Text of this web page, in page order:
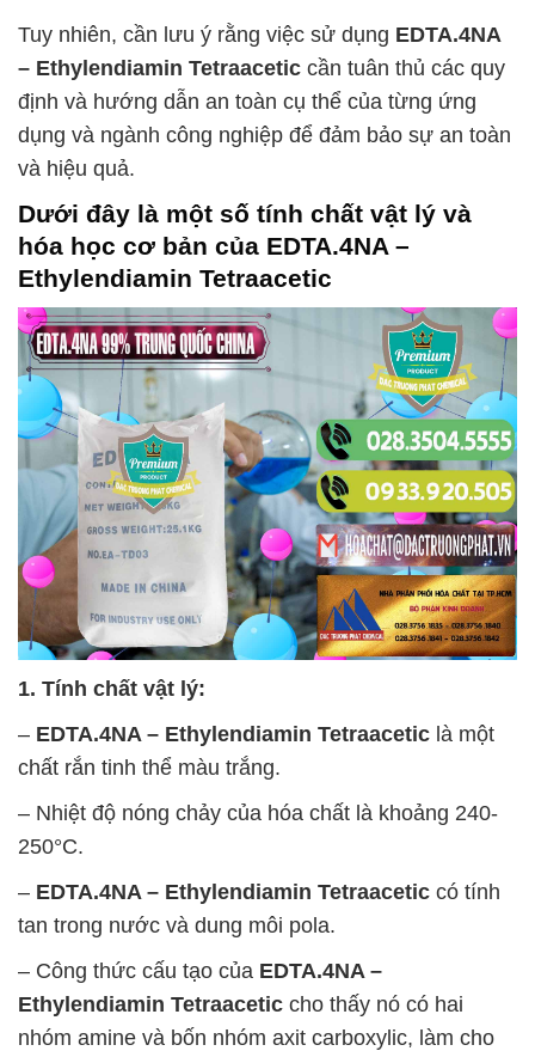
Tuy nhiên, cần lưu ý rằng việc sử dụng EDTA.4NA
– Ethylendiamin Tetraacetic cần tuân thủ các quy
định và hướng dẫn an toàn cụ thể của từng ứng
dụng và ngành công nghiệp để đảm bảo sự an toàn
và hiệu quả.
Dưới đây là một số tính chất vật lý và
hóa học cơ bản của EDTA.4NA –
Ethylendiamin Tetraacetic
1. Tính chất vật lý:
– EDTA.4NA – Ethylendiamin Tetraacetic là một
chất rắn tinh thể màu trắng.
– Nhiệt độ nóng chảy của hóa chất là khoảng 240-
250°C.
– EDTA.4NA – Ethylendiamin Tetraacetic có tính
tan trong nước và dung môi pola.
– Công thức cấu tạo của EDTA.4NA –
Ethylendiamin Tetraacetic cho thấy nó có hai
nhóm amine và bốn nhóm axit carboxylic, làm cho